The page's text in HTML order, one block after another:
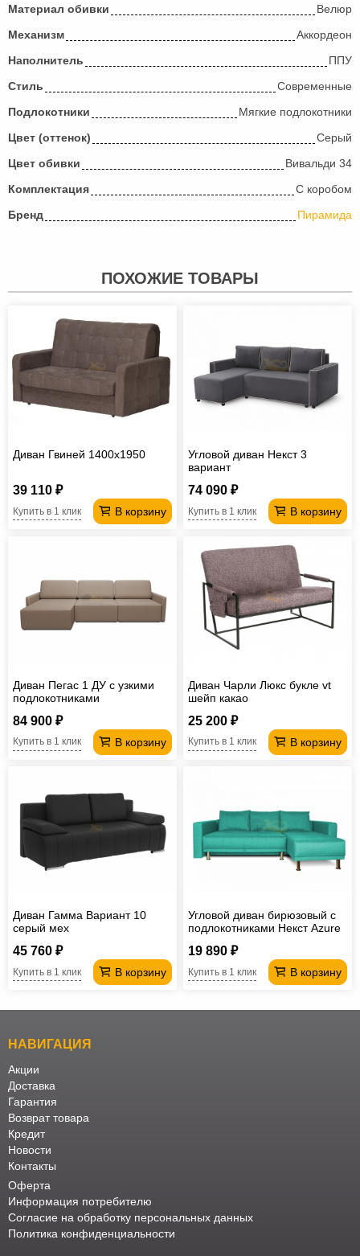
Материал обивки
Велюр
Механизм
Аккордеон
Наполнитель
ППУ
Стиль
Современные
Подлокотники
Мягкие подлокотники
Цвет (оттенок)
Серый
Цвет обивки
Вивальди 34
Комплектация
С коробом
Бренд
Пирамида
ПОХОЖИЕ ТОВАРЫ
Диван Гвиней 1400х1950
39 110 ₽
В корзину
Купить в 1 клик
Угловой диван Некст 3
вариант
74 090 ₽
В корзину
Купить в 1 клик
Диван Пегас 1 ДУ с узкими
подлокотниками
84 900 ₽
В корзину
Купить в 1 клик
Диван Чарли Люкс букле vt
шейп какао
25 200 ₽
В корзину
Купить в 1 клик
Диван Гамма Вариант 10
серый мех
45 760 ₽
В корзину
Купить в 1 клик
Угловой диван бирюзовый с
подлокотниками Некст Azure
19 890 ₽
В корзину
Купить в 1 клик
НАВИГАЦИЯ
Акции
Доставка
Гарантия
Возврат товара
Кредит
Новости
Контакты
Оферта
Информация потребителю
Согласие на обработку персональных данных
Политика конфиденциальности